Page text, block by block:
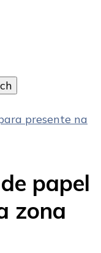
presente na
papel
zona